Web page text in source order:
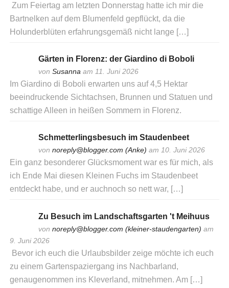
Zum Feiertag am letzten Donnerstag hatte ich mir die
Bartnelken auf dem Blumenfeld gepflückt, da die
Holunderblüten erfahrungsgemäß nicht lange […]
Gärten in Florenz: der Giardino di Boboli
vonSusanna am 11. Juni 2026
Im Giardino di Boboli erwarten uns auf 4,5 Hektar
beeindruckende Sichtachsen, Brunnen und Statuen und
schattige Alleen in heißen Sommern in Florenz.
Schmetterlingsbesuch im Staudenbeet
vonnoreply@blogger.com (Anke) am 10. Juni 2026
Ein ganz besonderer Glücksmoment war es für mich, als
ich Ende Mai diesen Kleinen Fuchs im Staudenbeet
entdeckt habe, und er auchnoch so nett war, […]
Zu Besuch im Landschaftsgarten 't Meihuus
vonnoreply@blogger.com (kleiner-staudengarten) am
9. Juni 2026
Bevor ich euch die Urlaubsbilder zeige möchte ich euch
zu einem Gartenspaziergang ins Nachbarland,
genaugenommen ins Kleverland, mitnehmen. Am […]